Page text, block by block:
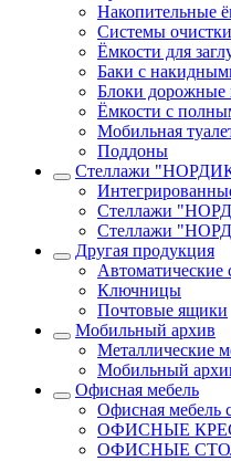
Накопительные
Системы
Ёмкости для
Баки с
Блоки дорожные
Ёмкости с
Мобильная
Поддоны
Стеллажи
Стеллажи
Стеллажи
Другая продукция
Автоматические
Ключницы
Почтовые ящики
Мобильный архив
Металлические
Мобильный
Офисная мебель
Офисная мебель
ОФИСНЫЕ
ОФИСНЫЕ